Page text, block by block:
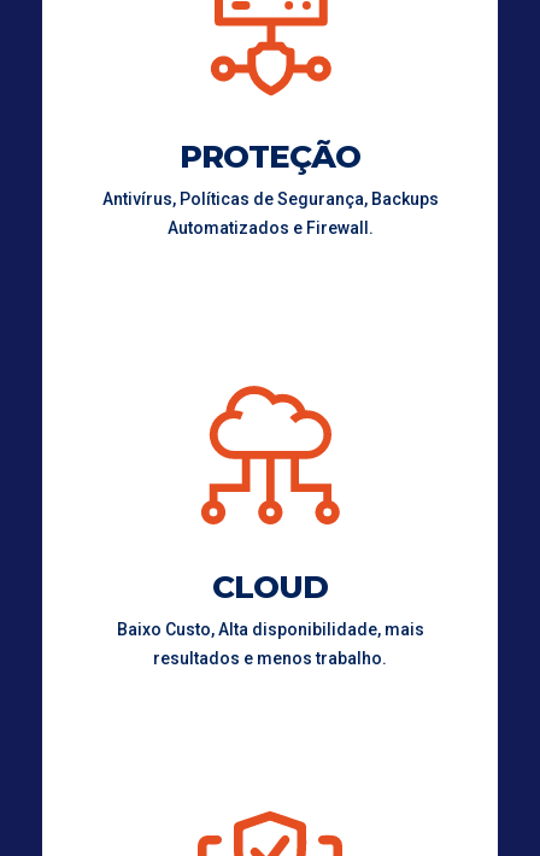
PROTEÇÃO
Antivírus, Políticas de Segurança, Backups
Automatizados e Firewall.
CLOUD
Baixo Custo, Alta disponibilidade, mais
resultados e menos trabalho.